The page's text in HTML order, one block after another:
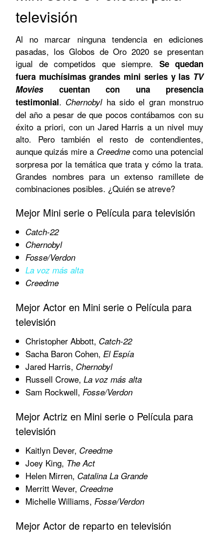
televisión
Al no marcar ninguna tendencia en ediciones
pasadas, los Globos de Oro 2020 se presentan
igual de competidos que siempre. Se quedan
fuera muchísimas grandes mini series y las TV
Movies cuentan con una presencia
testimonial. Chernobyl ha sido el gran monstruo
del año a pesar de que pocos contábamos con su
éxito a priori, con un Jared Harris a un nivel muy
alto. Pero también el resto de contendientes,
aunque quizás mire a Creedmecomo una potencial
sorpresa por la temática que trata y cómo la trata.
Grandes nombres para un extenso ramillete de
combinaciones posibles. ¿Quién se atreve?
Mejor Mini serie o Película para televisión
Catch-22
Chernobyl
Fosse/Verdon
La voz más alta
Creedme
Mejor Actor en Mini serie o Película para
televisión
Christopher Abbott, Catch-22
Sacha Baron Cohen, El Espía
Jared Harris, Chernobyl
Russell Crowe, La voz más alta
Sam Rockwell, Fosse/Verdon
Mejor Actriz en Mini serie o Película para
televisión
Kaitlyn Dever, Creedme
Joey King, The Act
Helen Mirren, Catalina La Grande
Merritt Wever, Creedme
Michelle Williams, Fosse/Verdon
Mejor Actor de reparto en televisión